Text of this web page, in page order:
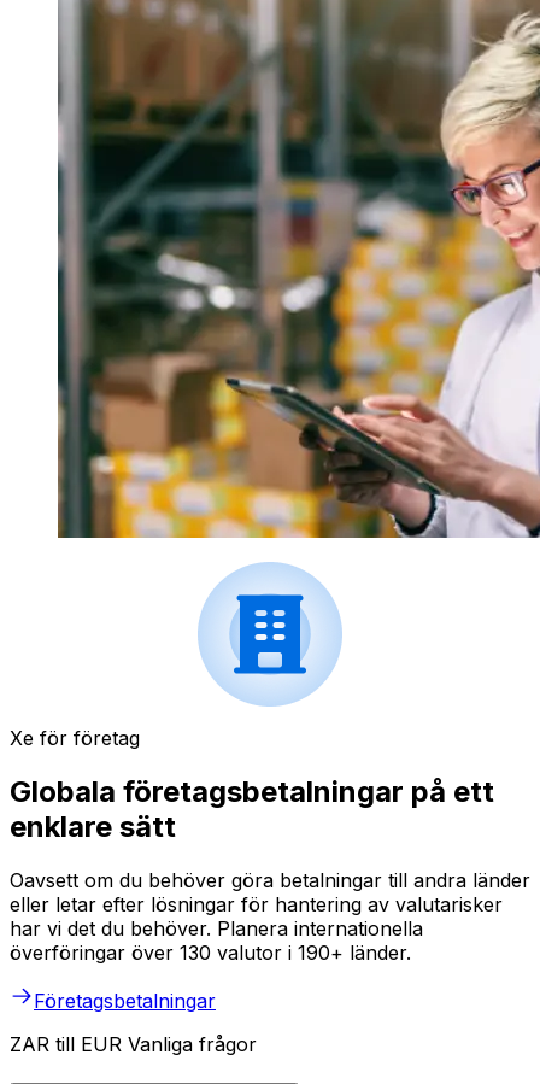
Xe för företag
Globala företagsbetalningar på ett
enklare sätt
Oavsett om du behöver göra betalningar till andra länder
eller letar efter lösningar för hantering av valutarisker
har vi det du behöver. Planera internationella
överföringar över 130 valutor i 190+ länder.
Företagsbetalningar
ZAR till EUR Vanliga frågor